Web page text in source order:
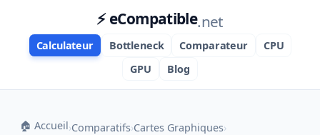
⚡ eCompatible.net
Calculateur Bottleneck Comparateur
CPU
GPU
Blog
🏠 Accueil›Comparatifs›Cartes Graphiques›